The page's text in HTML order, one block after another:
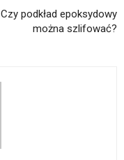
Czy podkład epoksydowy
można szlifować?